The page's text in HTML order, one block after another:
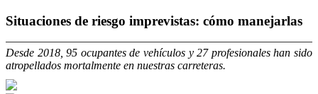
Situaciones de riesgo imprevistas: cómo manejarlas
Desde 2018, 95 ocupantes de vehículos y 27 profesionales han sido
atropellados mortalmente en nuestras carreteras.